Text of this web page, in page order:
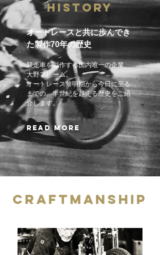
HISTORY
オートレースと共に歩んでき
た製作70年の歴史
競走車を製作する国内唯一の企業、
大野フレーム。
オートレース黎明期から今日に至る
までの、半世紀を越える歴史をご紹
介します。
READ MORE
CRAFTMANSHIP